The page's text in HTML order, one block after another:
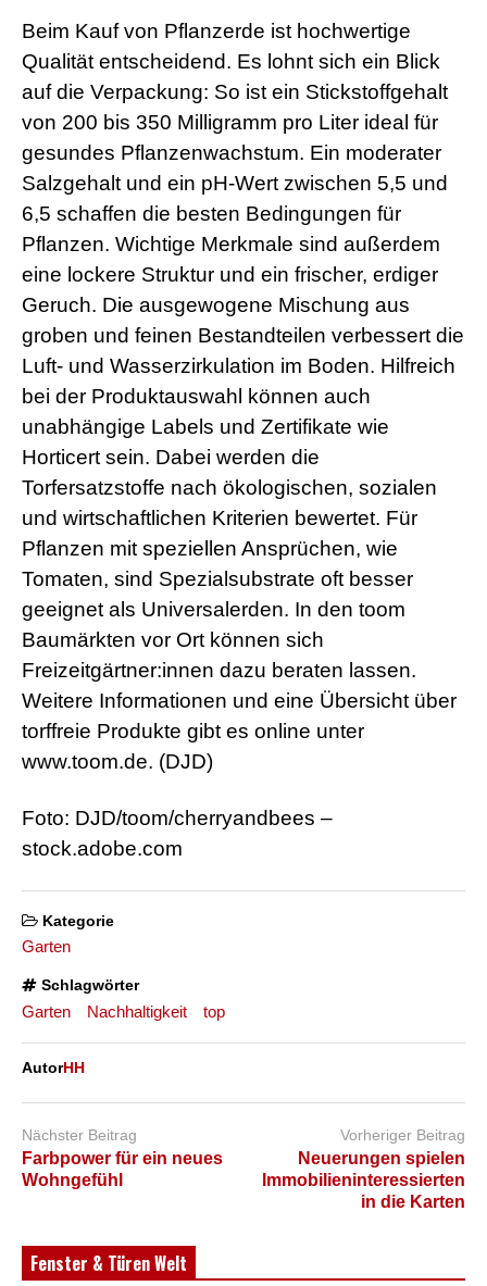
Beim Kauf von Pflanzerde ist hochwertige
Qualität entscheidend. Es lohnt sich ein Blick
auf die Verpackung: So ist ein Stickstoffgehalt
von 200 bis 350 Milligramm pro Liter ideal für
gesundes Pflanzenwachstum. Ein moderater
Salzgehalt und ein pH-Wert zwischen 5,5 und
6,5 schaffen die besten Bedingungen für
Pflanzen. Wichtige Merkmale sind außerdem
eine lockere Struktur und ein frischer, erdiger
Geruch. Die ausgewogene Mischung aus
groben und feinen Bestandteilen verbessert die
Luft- und Wasserzirkulation im Boden. Hilfreich
bei der Produktauswahl können auch
unabhängige Labels und Zertifikate wie
Horticert sein. Dabei werden die
Torfersatzstoffe nach ökologischen, sozialen
und wirtschaftlichen Kriterien bewertet. Für
Pflanzen mit speziellen Ansprüchen, wie
Tomaten, sind Spezialsubstrate oft besser
geeignet als Universalerden. In den toom
Baumärkten vor Ort können sich
Freizeitgärtner:innen dazu beraten lassen.
Weitere Informationen und eine Übersicht über
torffreie Produkte gibt es online unter
www.toom.de. (DJD)
Foto: DJD/toom/cherryandbees –
stock.adobe.com
Kategorie
Garten
Schlagwörter
Garten Nachhaltigkeit top
AutorHH
Nächster Beitrag
Farbpower für ein neues
Wohngefühl
Vorheriger Beitrag
Neuerungen spielen
Immobilieninteressierten
in die Karten
Fenster & Türen Welt